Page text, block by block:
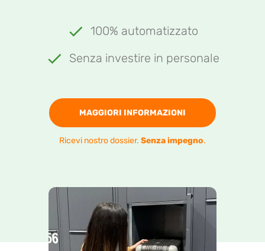
100% automatizzato
Senza investire in personale
MAGGIORI INFORMAZIONI
Ricevi nostro dossier. Senza impegno.